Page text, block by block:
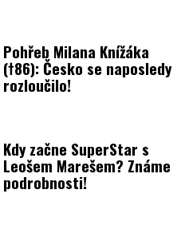
Pohřeb Milana Knížáka
(†86): Česko se naposledy
rozloučilo!
Kdy začne SuperStar s
Leošem Marešem? Známe
podrobnosti!